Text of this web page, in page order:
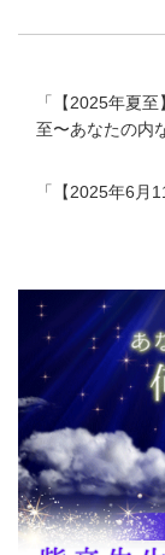
「
【2025年夏
至〜あなたの内
「 【2025年6月